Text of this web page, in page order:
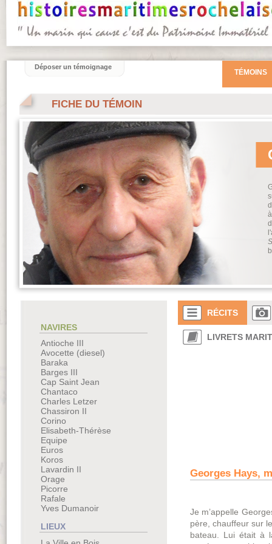
FICHE DU TÉMOIN
NAVIRES
Antioche III
Avocette (diesel)
Baraka
Barges III
Cap Saint Jean
Chantaco
Charles Letzer
Chassiron II
Corino
Elisabeth-Thérèse
Equipe
Euros
Koros
Lavardin II
Orage
Picorre
Rafale
Yves Dumanoir
LIEUX
RÉCITS
LIVRETS
Georges Hays,
Je m’appelle
père, chauffeur sur
bateau. Lui était à
TÉMOINS
Déposer un témoignage